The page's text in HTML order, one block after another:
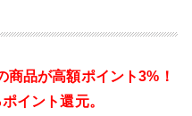
商品が高額ポイント3%！
イント還元。